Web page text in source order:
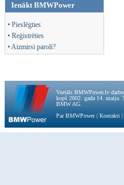
Ienākt BMWPower
• Pieslēgties
• Reģistrēties
• Aizmirsi paroli?
Vortāls BMWPower.lv
kopš 2002. gada 14. maija.
BMW AG.
Par BMWPower| Kontakti |